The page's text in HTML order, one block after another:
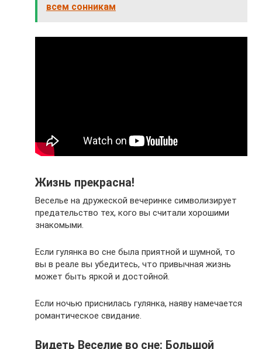
всем сонникам
Жизнь прекрасна!
Веселье на дружеской вечеринке символизирует
предательство тех, кого вы считали хорошими
знакомыми.
Если гулянка во сне была приятной и шумной, то
вы в реале вы убедитесь, что привычная жизнь
может быть яркой и достойной.
Если ночью приснилась гулянка, наяву намечается
романтическое свидание.
Видеть Веселие во сне: Большой